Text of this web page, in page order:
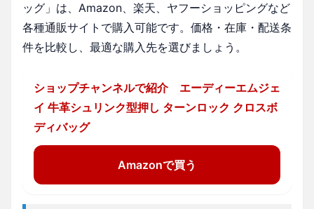
ッグ」は、Amazon、楽天、ヤフーショッピングなど
各種通販サイトで購入可能です。価格・在庫・配送条
件を比較し、最適な購入先を選びましょう。
ショップチャンネルで紹介 エーディーエムジェ
イ 牛革シュリンク型押し ターンロック クロスボ
ディバッグ
Amazonで買う